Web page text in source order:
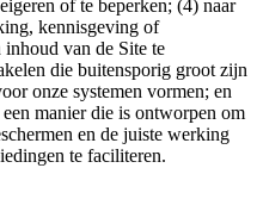
of te beperken; (4) naar
kennisgeving of
inhoud van de Site te
die buitensporig groot zijn
onze systemen vormen; en
manier die is ontworpen om
en de juiste werking
te faciliteren.